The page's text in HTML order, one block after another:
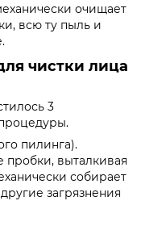
очищает
всю ту пыль и
чистки лица
3
пилинга).
пробки, выталкивая
собирает
загрязнения